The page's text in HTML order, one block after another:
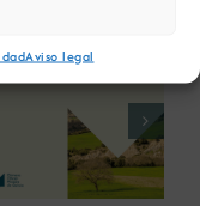
Aviso legalLa OIPE y el
CRETUS
presentan las
últimas
innovaciones en
restauración